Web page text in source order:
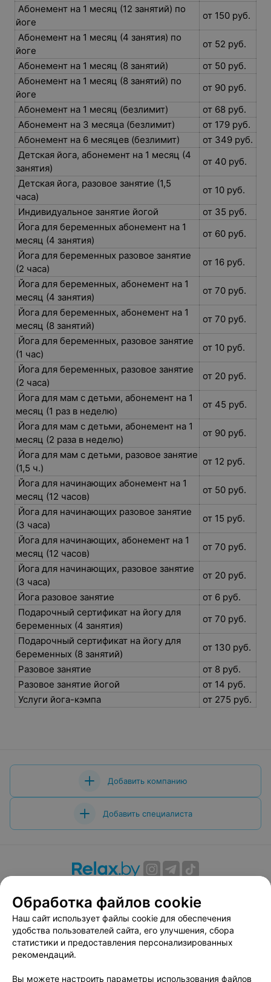
Абонемент на 1 месяц (12 занятий) по
йоге
от 150 руб.
Абонемент на 1 месяц (4 занятия) по
йоге
от 52 руб.
Абонемент на 1 месяц (8 занятий)
от 50 руб.
Абонемент на 1 месяц (8 занятий) по
йоге
от 90 руб.
Абонемент на 1 месяц (безлимит)
от 68 руб.
Абонемент на 3 месяца (безлимит)
от 179 руб.
Абонемент на 6 месяцев (безлимит)
от 349 руб.
Детская йога, абонемент на 1 месяц (4
занятия)
от 40 руб.
Детская йога, разовое занятие (1,5
часа)
от 10 руб.
Индивидуальное занятие йогой
от 35 руб.
Йога для беременных абонемент на 1
месяц (4 занятия)
от 60 руб.
Йога для беременных разовое занятие
(2 часа)
от 16 руб.
Йога для беременных, абонемент на 1
месяц (4 занятия)
от 70 руб.
Йога для беременных, абонемент на 1
месяц (8 занятий)
от 70 руб.
Йога для беременных, разовое занятие
(1 час)
от 10 руб.
Йога для беременных, разовое занятие
(2 часа)
от 20 руб.
Йога для мам с детьми, абонемент на 1
месяц (1 раз в неделю)
от 45 руб.
Йога для мам с детьми, абонемент на 1
месяц (2 раза в неделю)
от 90 руб.
Йога для мам с детьми, разовое занятие
(1,5 ч.)
от 12 руб.
Йога для начинающих абонемент на 1
месяц (12 часов)
от 50 руб.
Йога для начинающих разовое занятие
(3 часа)
от 15 руб.
Йога для начинающих, абонемент на 1
месяц (12 часов)
от 70 руб.
Йога для начинающих, разовое занятие
(3 часа)
от 20 руб.
Йога разовое занятие
от 6 руб.
Подарочный сертификат на йогу для
беременных (4 занятия)
от 70 руб.
Подарочный сертификат на йогу для
беременных (8 занятий)
от 130 руб.
Разовое занятие
от 8 руб.
Разовое занятие йогой
от 14 руб.
Услуги йога-кэмпа
от 275 руб.
Добавить компанию
Добавить специалиста
Вакансии
Публичный договор
Способы оплаты
Публичный договор по использованию сервиса
«Афиша»
Пользовательское соглашение
Обработка файлов cookie
Наш сайт использует файлы cookie для обеспечения
удобства пользователей сайта, его улучшения, сбора
статистики и предоставления персонализированных
рекомендаций.
Вы можете настроить параметры использования файлов